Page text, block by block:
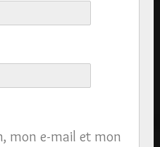
mon e-mail et mon